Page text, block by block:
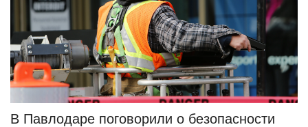
В Павлодаре поговорили о безопасности